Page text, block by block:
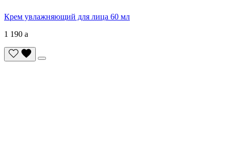
Крем увлажняющий для лица 60 мл
1 190 a